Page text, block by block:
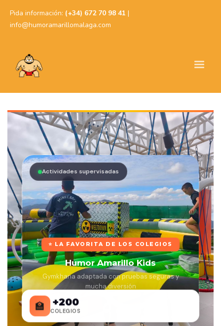
Pida información: (+34) 672 70 98 41 |
info@humoramarillomalaga.com
Actividades supervisadas
⭐ LA FAVORITA DE LOS COLEGIOS
Humor Amarillo Kids
Gymkhana adaptada con pruebas seguras y
mucha diversión
🏫 +200
COLEGIOS